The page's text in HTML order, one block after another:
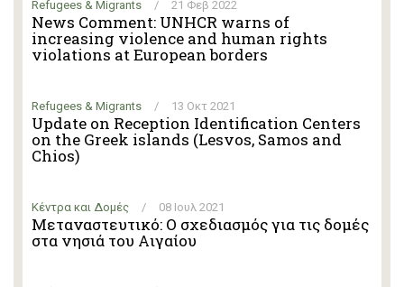
Refugees & Migrants / 21 Φεβ 2022
News Comment: UNHCR warns of
increasing violence and human rights
violations at European borders
Refugees & Migrants / 13 Οκτ 2021
Update on Reception Identification Centers
on the Greek islands (Lesvos, Samos and
Chios)
Κέντρα και Δομές / 08 Ιουλ 2021
Μεταναστευτικό: Ο σχεδιασμός για τις δομές
στα νησιά του Αιγαίου